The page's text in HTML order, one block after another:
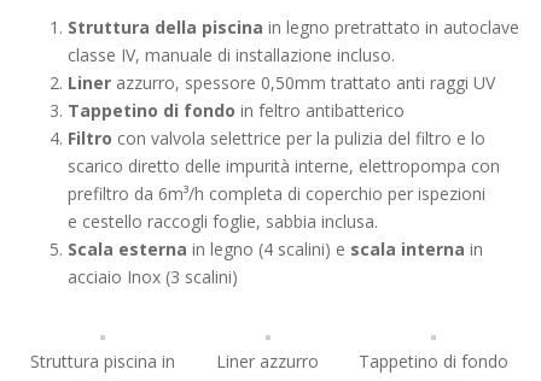
Forma:
Misure esterne:
Altezza:
Specchio d’acqua:
Capacità:
Forma:
Struttura della piscina in legno pretrattato in autoclave
classe IV, manuale di installazione incluso.
Liner azzurro, spessore 0,50mm trattato anti raggi UV
Tappetino di fondo in feltro antibatterico
Filtro con valvola selettrice per la pulizia del filtro e lo
scarico diretto delle impurità interne, elettropompa con
prefiltro da 6m³/h completa di coperchio per ispezioni
e cestello raccogli foglie, sabbia inclusa.
Scala esterna in legno (4 scalini) e scala interna in
acciaio Inox (3 scalini)
Struttura piscina in
Liner azzurro Tappetino di fondo